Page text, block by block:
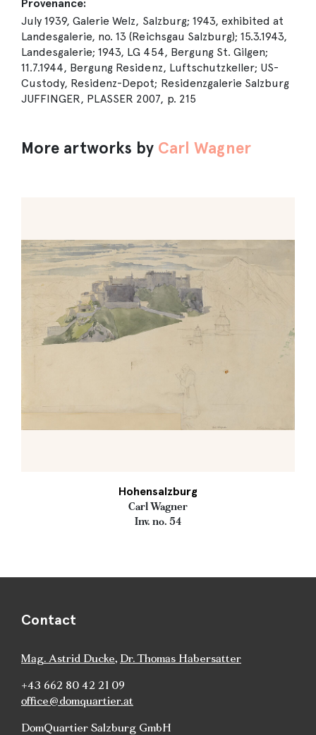
Provenance:
July 1939, Galerie Welz, Salzburg; 1943, exhibited at
Landesgalerie, no. 13 (Reichsgau Salzburg); 15.3.1943,
Landesgalerie; 1943, LG 454, Bergung St. Gilgen;
11.7.1944, Bergung Residenz, Luftschutzkeller; US-
Custody, Residenz-Depot; Residenzgalerie Salzburg
JUFFINGER, PLASSER 2007, p. 215
More artworks by Carl Wagner
Hohensalzburg
Carl Wagner
Inv. no. 54
Contact
Mag. Astrid Ducke, Dr. Thomas Habersatter
+43 662 80 42 21 09
office@domquartier.at
DomQuartier Salzburg GmbH